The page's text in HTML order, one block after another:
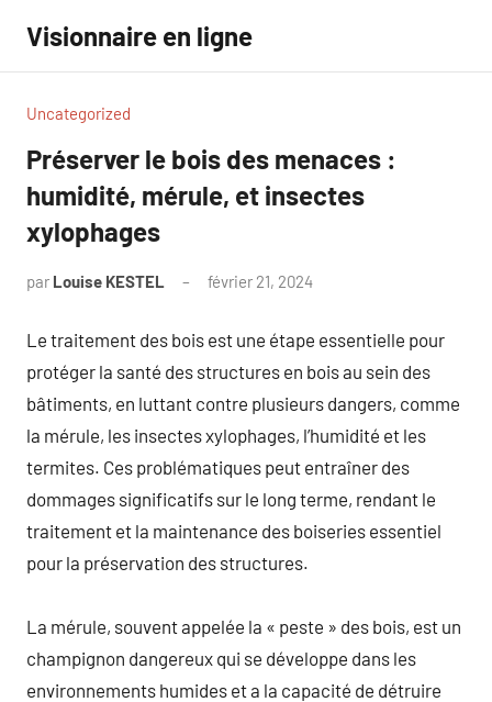
contenu
Visionnaire en ligne
Uncategorized
Préserver le bois des menaces :
humidité, mérule, et insectes
xylophages
par Louise KESTEL février 21, 2024
Le traitement des bois est une étape essentielle pour
protéger la santé des structures en bois au sein des
bâtiments, en luttant contre plusieurs dangers, comme
la mérule, les insectes xylophages, l’humidité et les
termites. Ces problématiques peut entraîner des
dommages significatifs sur le long terme, rendant le
traitement et la maintenance des boiseries essentiel
pour la préservation des structures.
La mérule, souvent appelée la « peste » des bois, est un
champignon dangereux qui se développe dans les
environnements humides et a la capacité de détruire